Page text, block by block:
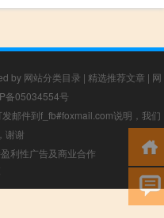
by 网站分类目录 | 精选推荐文章 | 网
备05034554号
邮件到f_fb#foxmail.com说明，我们
谢谢
利性广告及商业合作